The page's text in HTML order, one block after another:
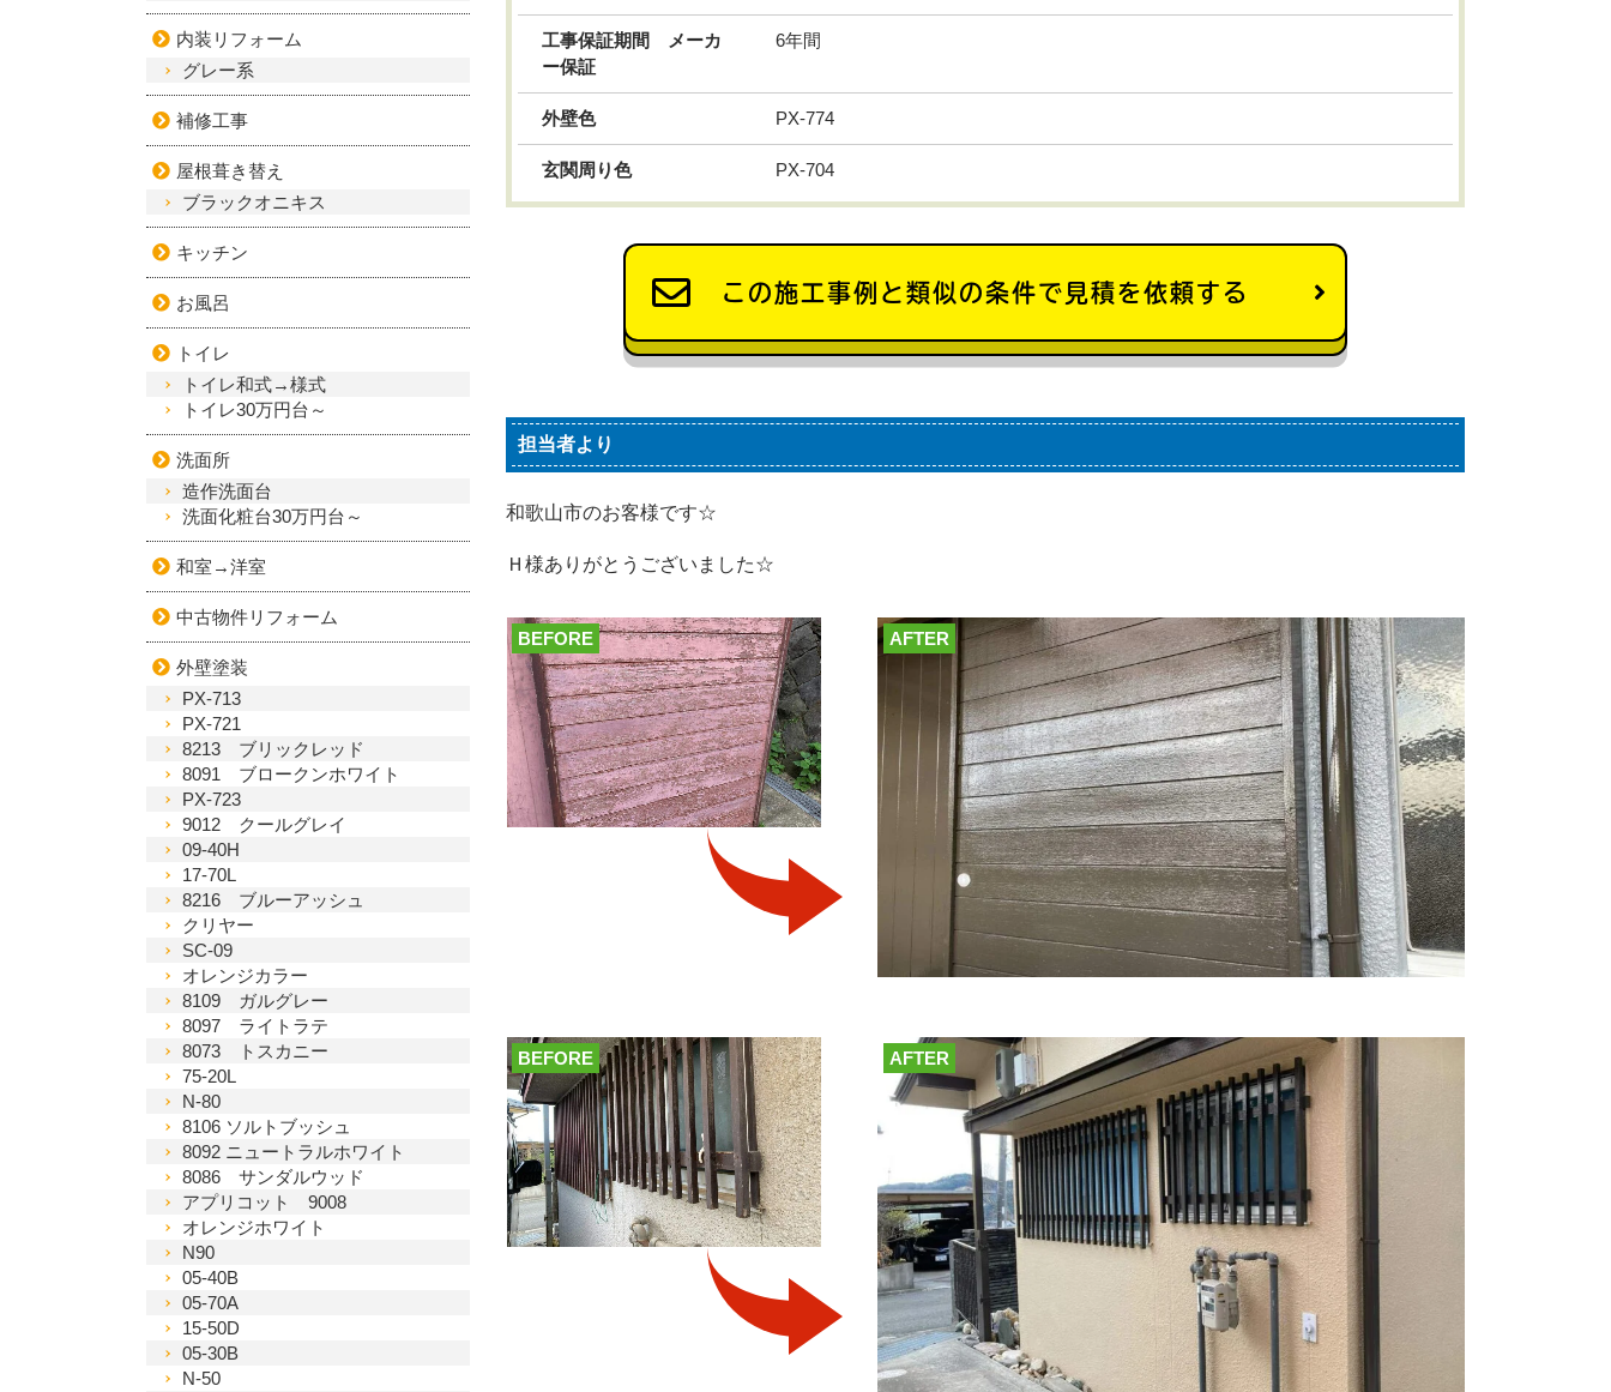
工事保証期間 メーカ
ー保証
6年間
外壁色 PX-774
玄関周り色 PX-704
この施工事例と類似の条件で見積を依頼する
担当者より
和歌山市のお客様です☆
Ｈ様ありがとうございました☆
AFTER
BEFORE
AFTER
BEFORE
内装リフォーム
グレー系
補修工事
屋根葺き替え
ブラックオニキス
キッチン
お風呂
トイレ
トイレ和式→様式
トイレ30万円台～
洗面所
造作洗面台
洗面化粧台30万円台～
和室→洋室
中古物件リフォーム
外壁塗装
PX-713
PX-721
8213 ブリックレッド
8091 ブロークンホワイト
PX-723
9012 クールグレイ
09-40H
17-70L
8216 ブルーアッシュ
クリヤー
SC-09
オレンジカラー
8109 ガルグレー
8097 ライトラテ
8073 トスカニー
75-20L
N-80
8106 ソルトブッシュ
8092 ニュートラルホワイト
8086 サンダルウッド
アプリコット 9008
オレンジホワイト
N90
05-40B
05-70A
15-50D
05-30B
N-50